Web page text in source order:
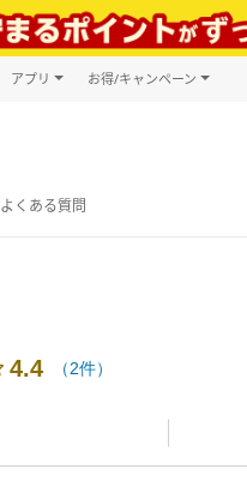
アプリ お得/キャンペーン
よくある質問
4.4 （2件）